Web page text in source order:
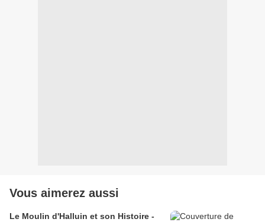
Vous aimerez aussi
Le Moulin d'Halluin et son Histoire -